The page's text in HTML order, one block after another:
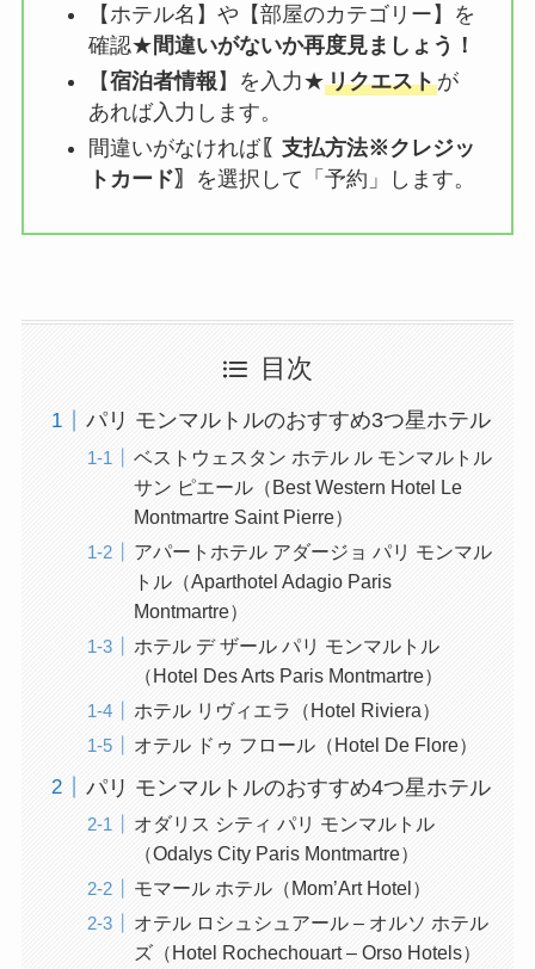
【ホテル名】や【部屋のカテゴリー】を
確認★ 間違いがないか再度見ましょう！
【宿泊者情報 】を入力★リクエストが
あれば入力します。
間違いがなければ〖支払方法※クレジッ
トカード〗
を選択して「予約」します。
目次
パリ モンマルトルのおすすめ3つ星ホテル
ベストウェスタン ホテル ル モンマルトル
サン ピエール（Best Western Hotel Le
Montmartre Saint Pierre）
アパートホテル アダージョ パリ モンマル
トル（Aparthotel Adagio Paris
Montmartre）
ホテル デ ザール パリ モンマルトル
（Hotel Des Arts Paris Montmartre）
ホテル リヴィエラ（Hotel Riviera）
オテル ドゥ フロール（Hotel De Flore）
パリ モンマルトルのおすすめ4つ星ホテル
オダリス シティ パリ モンマルトル
（Odalys City Paris Montmartre）
モマール ホテル（Mom’Art Hotel）
オテル ロシュシュアール – オルソ ホテル
ズ（Hotel Rochechouart – Orso Hotels）